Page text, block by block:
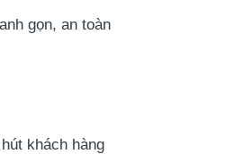
gọn, an toàn
khách hàng